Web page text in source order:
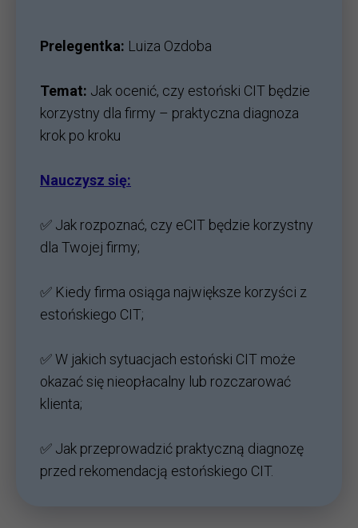
Prelegentka: Luiza Ozdoba
Temat: Jak ocenić, czy estoński CIT będzie
korzystny dla firmy – praktyczna diagnoza
krok po kroku
Nauczysz się:
✅ Jak rozpoznać, czy eCIT będzie korzystny
dla Twojej firmy;
✅ Kiedy firma osiąga największe korzyści z
estońskiego CIT;
✅ W jakich sytuacjach estoński CIT może
okazać się nieopłacalny lub rozczarować
klienta;
✅ Jak przeprowadzić praktyczną diagnozę
przed rekomendacją estońskiego CIT.